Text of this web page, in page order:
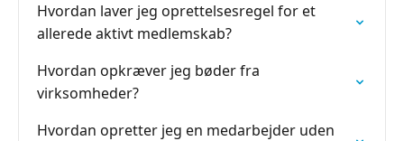
Hvordan laver jeg oprettelsesregel for et
allerede aktivt medlemskab?
Hvordan opkræver jeg bøder fra
virksomheder?
Hvordan opretter jeg en medarbejder uden